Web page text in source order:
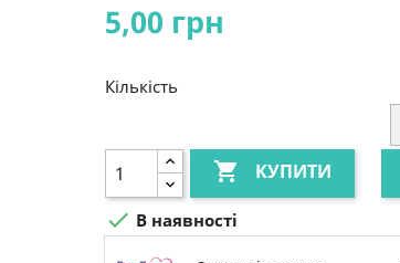
5,00 грн
Кількість
 КУПИТИ
 В наявності